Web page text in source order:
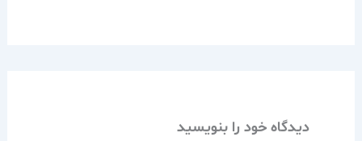
دیدگاه‌ خود را بنویسید